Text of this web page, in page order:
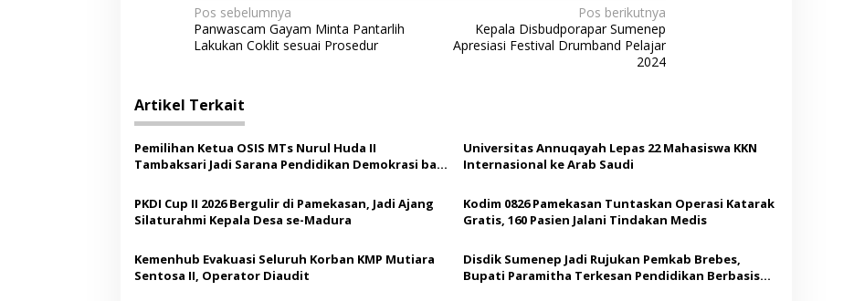
N
a
i
g
a
s
i
p
o
s
Pos sebelumnya
Panwascam Gayam Minta Pantarlih
Lakukan Coklit sesuai Prosedur
Pos berikutnya
Kepala Disbudporapar Sumenep
Apresiasi Festival Drumband Pelajar
2024
Artikel Terkait
Pemilihan Ketua OSIS MTs Nurul Huda II
Tambaksari Jadi Sarana Pendidikan Demokrasi bagi
Universitas Annuqayah Lepas 22 Mahasiswa KKN
Internasional ke Arab Saudi
PKDI Cup II 2026 Bergulir di Pamekasan, Jadi Ajang
Silaturahmi Kepala Desa se-Madura
Kodim 0826 Pamekasan Tuntaskan Operasi Katarak
Gratis, 160 Pasien Jalani Tindakan Medis
Kemenhub Evakuasi Seluruh Korban KMP Mutiara
Sentosa II, Operator Diaudit
Disdik Sumenep Jadi Rujukan Pemkab Brebes,
Bupati Paramitha Terkesan Pendidikan Berbasis